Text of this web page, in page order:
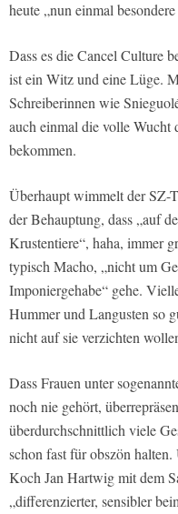
heute „nun einmal
Dass es die Cancel Culture
ist ein Witz und eine Lüge.
Schreiberinnen wie
auch einmal die volle Wucht
bekommen.
Überhaupt wimmelt der SZ-
der Behauptung, dass „auf
Krustentiere“, haha, immer
typisch Macho, „nicht um
Imponiergehabe“ gehe.
Hummer und Langusten so
nicht auf sie verzichten
Dass Frauen unter
noch nie gehört,
überdurchschnittlich viele
schon fast für obszön
Koch Jan Hartwig mit dem
„differenzierter, sensibler